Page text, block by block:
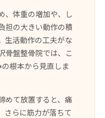
、体重の増加や、し
担の大きい動作の積
生活動作の工夫がな
骨盤整骨院では、こ
根本から見直しま
めて放置すると、痛
さらに筋力が落ちて